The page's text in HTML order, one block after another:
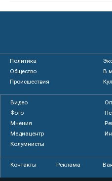
Политика
Общество
В
Происшествия
Видео
Фото
Мнения
Медиацентр
Колумнисты
Контакты Реклама